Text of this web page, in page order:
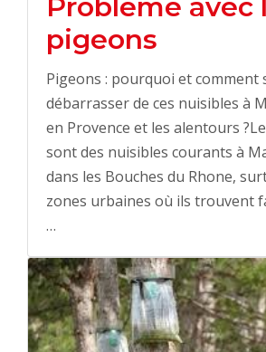
pigeons
Pigeons : pourquoi et comment
débarrasser de ces nuisibles à
en Provence et les alentours
sont des nuisibles courants à
dans les Bouches du Rhone,
zones urbaines où ils trouvent
…